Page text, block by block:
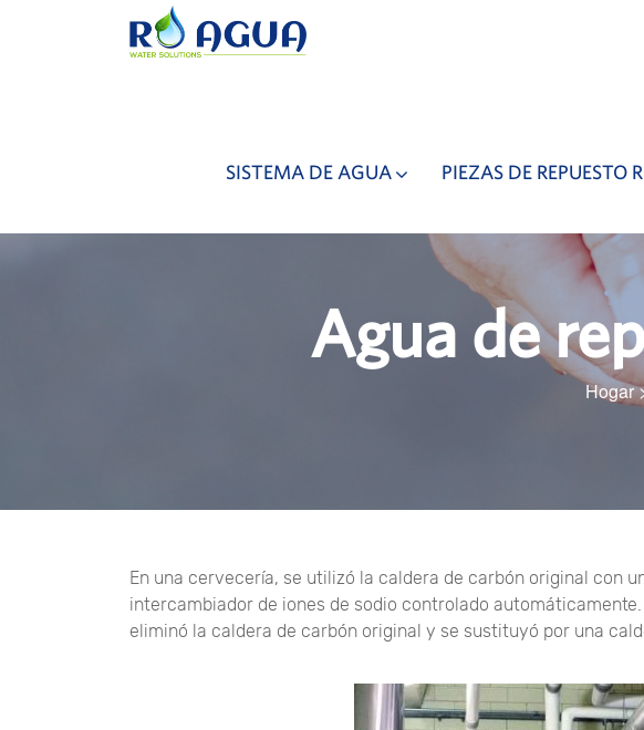
SISTEMA DE AGUA PIEZAS DE REPUESTO
Agua de
Hogar
En una cervecería, se utilizó la caldera de carbón original con
intercambiador de iones de sodio controlado
eliminó la caldera de carbón original y se sustituyó por una